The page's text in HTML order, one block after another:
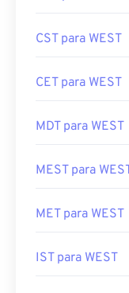
CST para WEST
CET para WEST
MDT para WEST
MEST para
MET para WEST
IST para WEST